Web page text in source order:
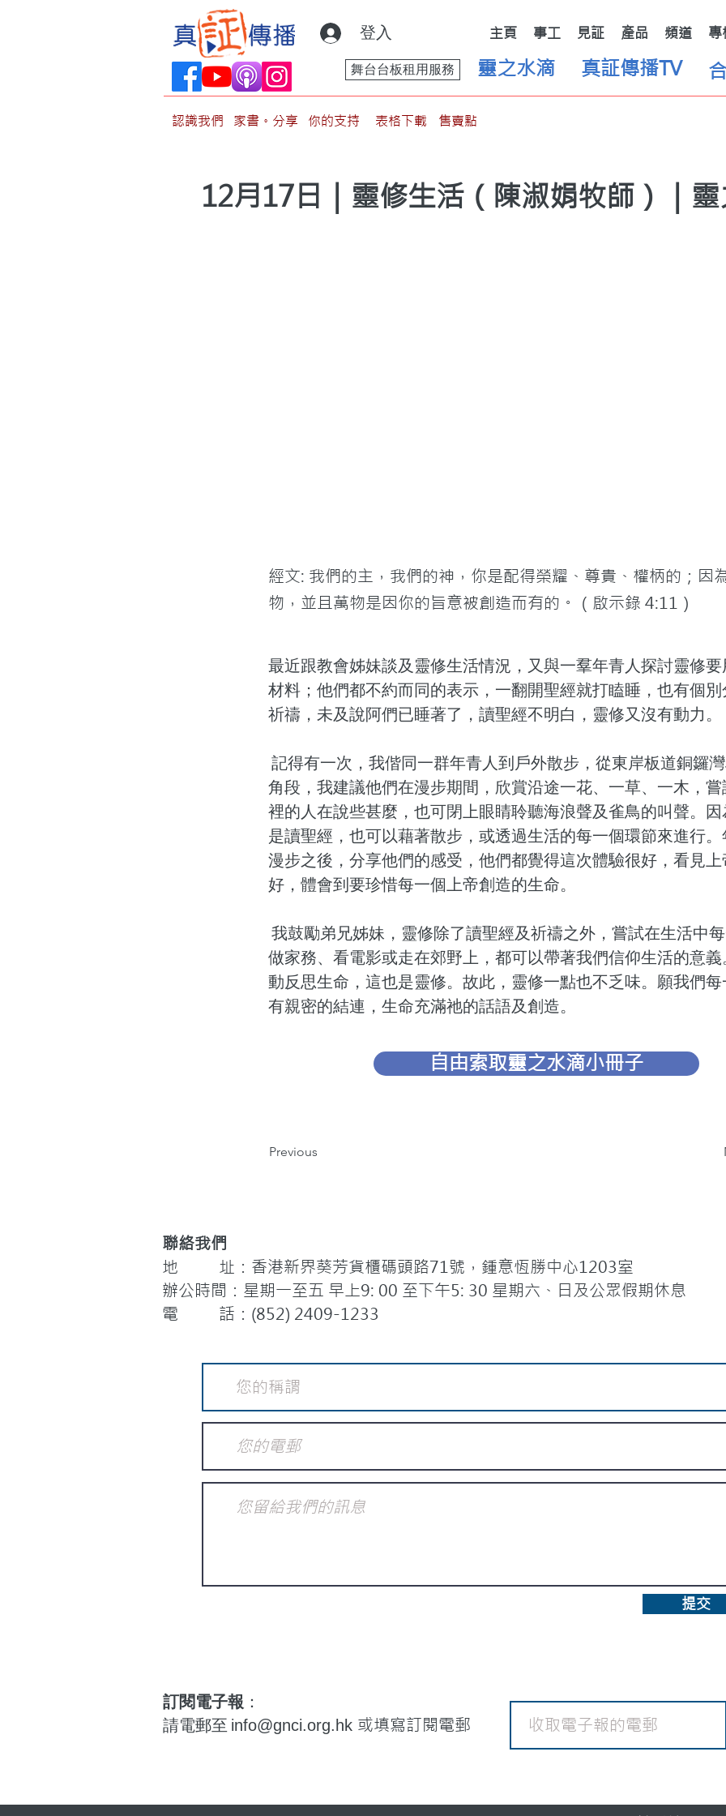
登入 主頁 事工 見証 產品 頻道 專
靈之水滴
舞台台板租用服務 真証傳播TV
認識我們 家書。分享 你的支持 表格下載 售賣點
12月17日｜靈修生活（陳淑娟牧師）｜
經文: 我們的主，我們的神，你是配得榮耀、尊貴、權柄的；因
物，並且萬物是因你的旨意被創造而有的。（啟示錄 4:11）
最近跟教會姊妹談及靈修生活情況，又與一羣年青人探討靈修
材料；他們都不約而同的表示，一翻開聖經就打瞌睡，也有個
祈禱，未及說阿們已睡著了，讀聖經不明白，靈修又沒有動力。
記得有一次，我偕同一群年青人到戶外散步，從東岸板道銅鑼
角段，我建議他們在漫步期間，欣賞沿途一花、一草、一木，
裡的人在說些甚麼，也可閉上眼睛聆聽海浪聲及雀鳥的叫聲。
是讀聖經，也可以藉著散步，或透過生活的每一個環節來進行
漫步之後，分享他們的感受，他們都覺得這次體驗很好，看見
好，體會到要珍惜每一個上帝創造的生命。
我鼓勵弟兄姊妹，靈修除了讀聖經及祈禱之外，嘗試在生活中
做家務、看電影或走在郊野上，都可以帶著我們信仰生活的意
動反思生命，這也是靈修。故此，靈修一點也不乏味。願我們
有親密的結連，生命充滿祂的話語及創造。
自由索取靈之水滴小冊子
Previous
聯絡我們
地 址：香港新界葵芳貨櫃碼頭路71號，鍾意恆勝中心1203室
辦公時間：星期一至五 早上9: 00 至下午5: 30 星期六、日及公眾假期休息
電 話：(852) 2409-1233
提交
訂閱電子報：
請電郵至 info@gnci.org.hk 或填寫訂閱電郵